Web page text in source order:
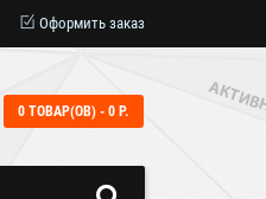
Оформить заказ
0 ТОВАР(ОВ) - 0 Р.